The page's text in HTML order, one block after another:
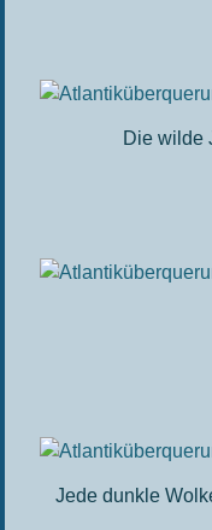
Die wilde
Jede dunkle